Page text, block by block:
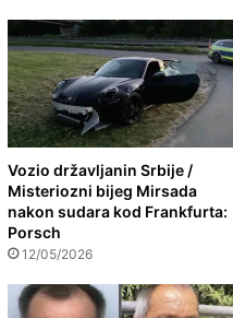
Vozio državljanin Srbije /
Misteriozni bijeg Mirsada
nakon sudara kod Frankfurta:
Porsch
12/05/2026